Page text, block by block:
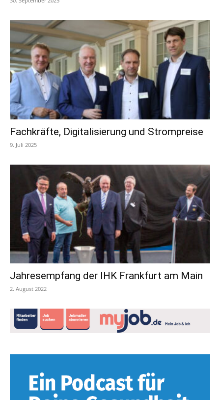
Fachkräfte, Digitalisierung und Strompreise
9. Juli 2025
Jahresempfang der IHK Frankfurt am Main
2. August 2022